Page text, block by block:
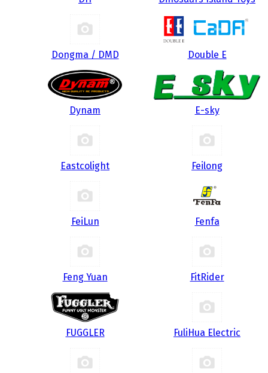
Dongma / DMD Double E
Dynam E-sky
Eastcolight Feilong
FeiLun Fenfa
Feng Yuan FitRider
FUGGLER FuliHua Electric